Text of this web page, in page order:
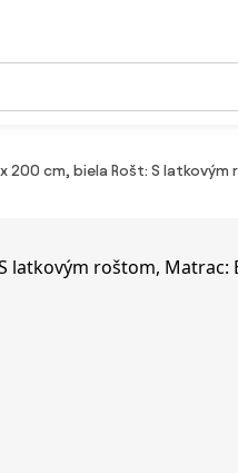
x 200 cm, biela Rošt: S